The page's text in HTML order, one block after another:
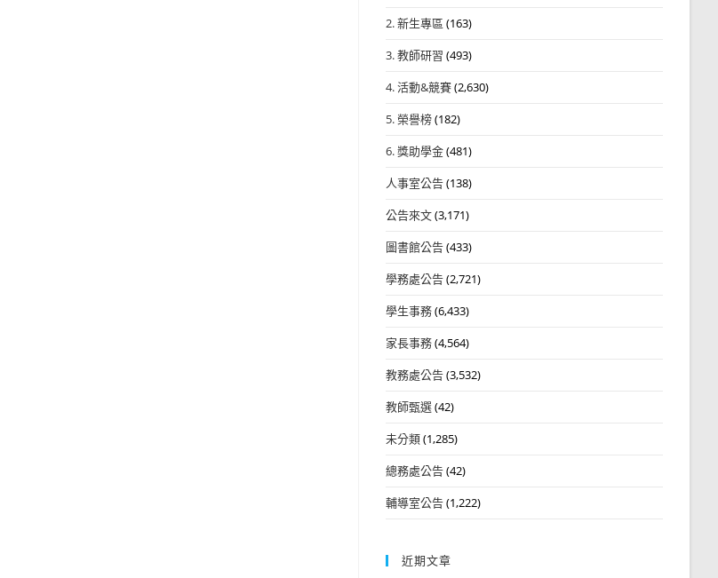
2. 新生專區 (163)
3. 教師研習 (493)
4. 活動&競賽(2,630)
5. 榮譽榜(182)
6. 獎助學金(481)
人事室公告(138)
公告來文(3,171)
圖書館公告(433)
學務處公告(2,721)
學生事務(6,433)
家長事務(4,564)
教務處公告(3,532)
教師甄選(42)
未分類(1,285)
總務處公告(42)
輔導室公告(1,222)
近期文章